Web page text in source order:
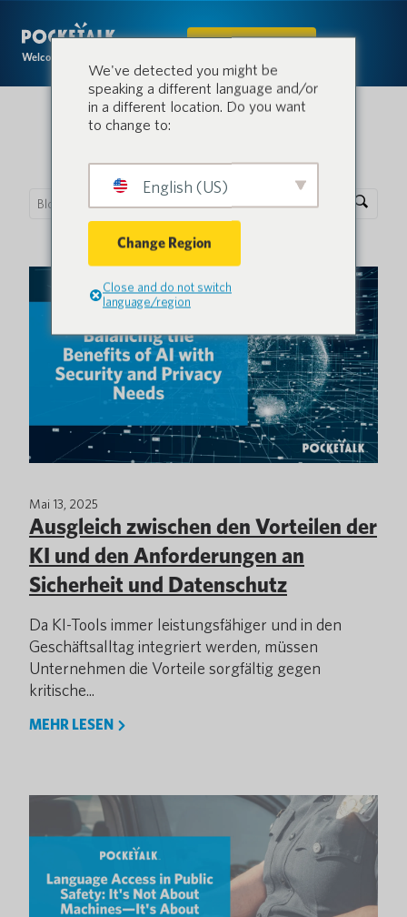
Welcome to the conversation.
IN DEN SHOP
Pocketalk Blog
Mai 13, 2025
Ausgleich zwischen den Vorteilen der
KI und den Anforderungen an
Sicherheit und Datenschutz
Da KI-Tools immer leistungsfähiger und in den
Geschäftsalltag integriert werden, müssen
Unternehmen die Vorteile sorgfältig gegen
kritische...
MEHR LESEN
We've detected you might be
speaking a different language and/or
in a different location. Do you want
to change to:
English (US)
Change Region
Close and do not switch
language/region